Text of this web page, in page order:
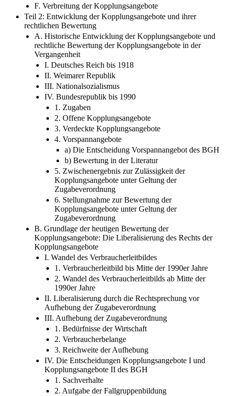
F. Verbreitung der Kopplungsangebote
Teil 2: Entwicklung der Kopplungsangebote und ihrer
rechtlichen Bewertung
A. Historische Entwicklung der Kopplungsangebote und
rechtliche Bewertung der Kopplungsangebote in der
Vergangenheit
I. Deutsches Reich bis 1918
II. Weimarer Republik
III. Nationalsozialismus
IV. Bundesrepublik bis 1990
1. Zugaben
2. Offene Kopplungsangebote
3. Verdeckte Kopplungsangebote
4. Vorspannangebote
a) Die Entscheidung Vorspannangebot des BGH
b) Bewertung in der Literatur
5. Zwischenergebnis zur Zulässigkeit der
Kopplungsangebote unter Geltung der
Zugabeverordnung
6. Stellungnahme zur Bewertung der
Kopplungsangebote unter Geltung der
Zugabeverordnung
B. Grundlage der heutigen Bewertung der
Kopplungsangebote: Die Liberalisierung des Rechts der
Kopplungsangebote
I. Wandel des Verbraucherleitbildes
1. Verbraucherleitbild bis Mitte der 1990er Jahre
2. Wandel des Verbraucherleitbilds ab Mitte der
1990er Jahre
II. Liberalisierung durch die Rechtsprechung vor
Aufhebung der Zugabeverordnung
III. Aufhebung der Zugabeverordnung
1. Bedürfnisse der Wirtschaft
2. Verbraucherbelange
3. Reichweite der Aufhebung
IV. Die Entscheidungen Kopplungsangebote I und
Kopplungsangebote II des BGH
1. Sachverhalte
2. Aufgabe der Fallgruppenbildung